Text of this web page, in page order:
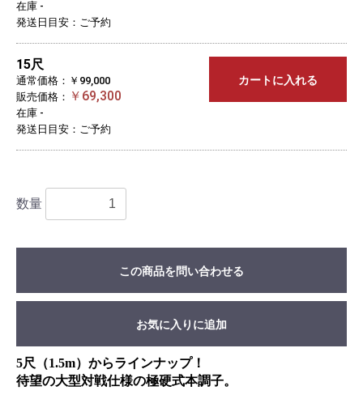
在庫 -
発送日目安：ご予約
15尺
通常価格：￥99,000
販売価格： ￥69,300
在庫 -
発送日目安：ご予約
カートに入れる
数量
この商品を問い合わせる
お気に入りに追加
5尺（1.5m）からラインナップ！
待望の大型対戦仕様の極硬式本調子。